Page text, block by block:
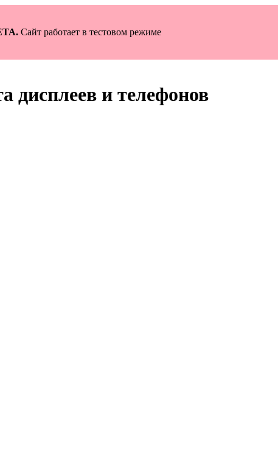
Сайт работает в тестовом режиме
дисплеев и телефонов